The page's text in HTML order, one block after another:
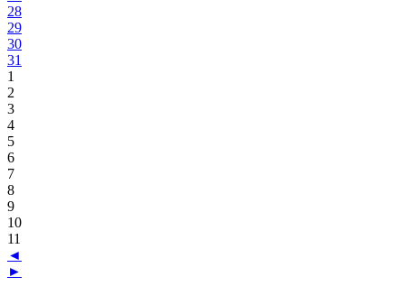
28
29
30
31
1
2
3
4
5
6
7
8
9
10
11
◄
►